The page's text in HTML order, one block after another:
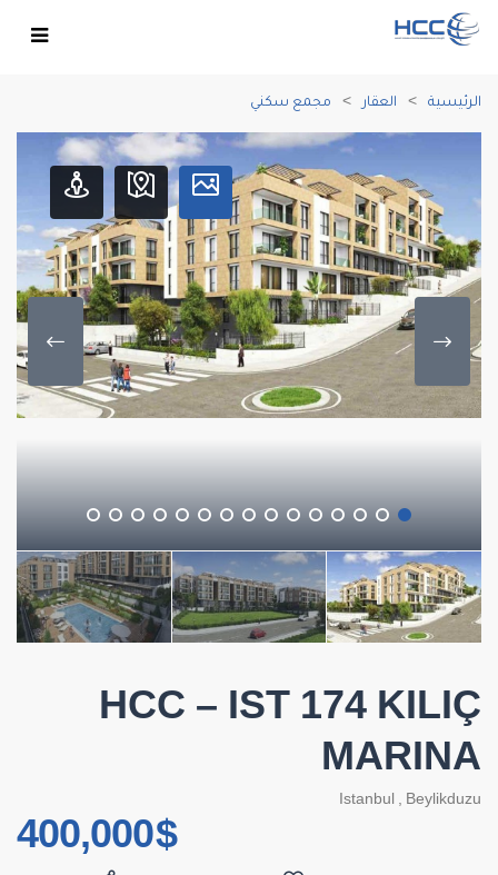
الرئيسية العقار مجمع سكني
HCC – IST 174 KILIÇ
MARINA
Istanbul , Beylikduzu
$ 400,000